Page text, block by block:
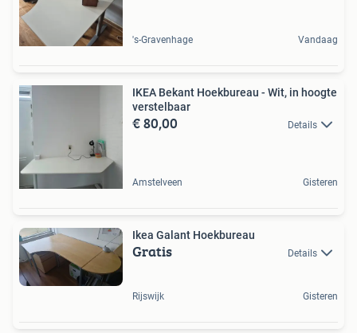
's-Gravenhage Vandaag
IKEA Bekant Hoekbureau - Wit, in hoogte
verstelbaar
€ 80,00 Details
Amstelveen Gisteren
Ikea Galant Hoekbureau
Gratis Details
Rijswijk Gisteren